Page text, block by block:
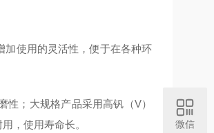
加使用的灵活性，便于在各种环
；大规格产品采用高钒（V）
，使用寿命长。
微信